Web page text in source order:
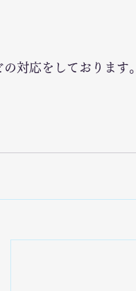
対応をしております。